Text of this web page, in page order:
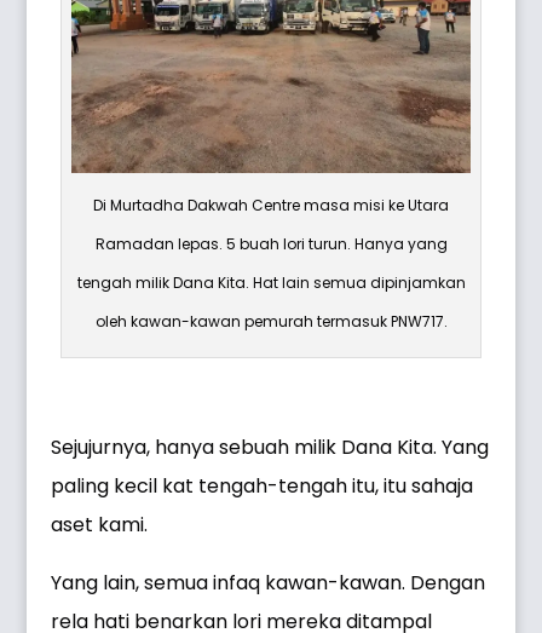
Di Murtadha Dakwah Centre masa misi ke Utara
Ramadan lepas. 5 buah lori turun. Hanya yang
tengah milik Dana Kita. Hat lain semua dipinjamkan
oleh kawan-kawan pemurah termasuk PNW717.
Sejujurnya, hanya sebuah milik Dana Kita. Yang
paling kecil kat tengah-tengah itu, itu sahaja
aset kami.
Yang lain, semua infaq kawan-kawan. Dengan
rela hati benarkan lori mereka ditampal